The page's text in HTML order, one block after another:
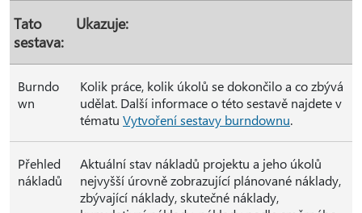
Tato
sestava:
Ukazuje:
Burndo
wn
Kolik práce, kolik úkolů se dokončilo a co zbývá
udělat. Další informace o této sestavě najdete v
tématu Vytvoření sestavy burndownu.
Přehled
nákladů
Aktuální stav nákladů projektu a jeho úkolů
nejvyšší úrovně zobrazující plánované náklady,
zbývající náklady, skutečné náklady,